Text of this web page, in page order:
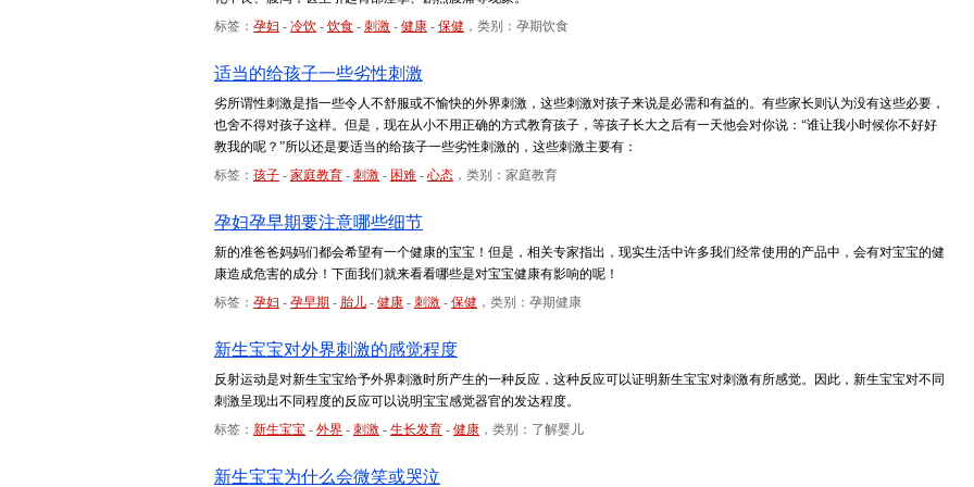
标签： 孕妇 - 冷饮 - 饮食 - 刺激 - 健康 - 保健 ，类别：孕期饮食
适当的给孩子一些劣性刺激
劣所谓性刺激是指一些令人不舒服或不愉快的外界刺激，这些刺激对孩子来说是必需和有益的。有些家长则认为没有这些必要，
也舍不得对孩子这样。但是，现在从小不用正确的方式教育孩子，等孩子长大之后有一天他会对你说：“谁让我小时候你不好好
教我的呢？”所以还是要适当的给孩子一些劣性刺激的，这些刺激主要有：
标签： 孩子 - 家庭教育 - 刺激 - 困难 - 心态 ，类别：家庭教育
孕妇孕早期要注意哪些细节
新的准爸爸妈妈们都会希望有一个健康的宝宝！但是，相关专家指出，现实生活中许多我们经常使用的产品中，会有对宝宝的健
康造成危害的成分！下面我们就来看看哪些是对宝宝健康有影响的呢！
标签： 孕妇 - 孕早期 - 胎儿 - 健康 - 刺激 - 保健 ，类别：孕期健康
新生宝宝对外界刺激的感觉程度
反射运动是对新生宝宝给予外界刺激时所产生的一种反应，这种反应可以证明新生宝宝对刺激有所感觉。因此，新生宝宝对不同
刺激呈现出不同程度的反应可以说明宝宝感觉器官的发达程度。
标签： 新生宝宝 - 外界 - 刺激 - 生长发育 - 健康 ，类别：了解婴儿
新生宝宝为什么会微笑或哭泣